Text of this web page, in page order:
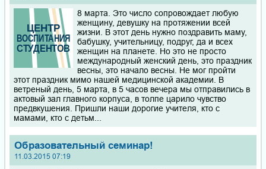
8 марта. Это число сопровождает любую
женщину, девушку на протяжении всей
жизни. В этот день нужно поздравить маму,
бабушку, учительницу, подруг, да и всех
женщин на планете. Но это не просто
международный женский день, это праздник
весны, это начало весны. Не мог пройти
этот праздник мимо нашей медицинской академии. В
ветреный день, 5 марта, в 5 часов вечера мы отправились в
актовый зал главного корпуса, в толпе царило чувство
предвкушения. Пришли наши дорогие учителя, кто с
мамами, кто с детьм...
Образовательный семинар!
11.03.2015 07:19